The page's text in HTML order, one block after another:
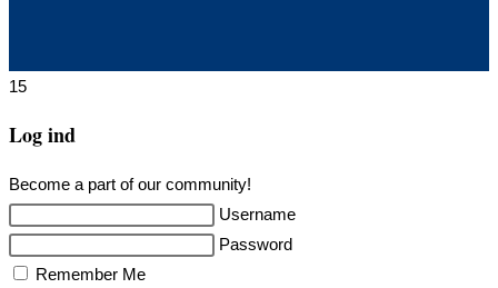
15
Log ind
Become a part of our community!
Username
Password
Remember Me